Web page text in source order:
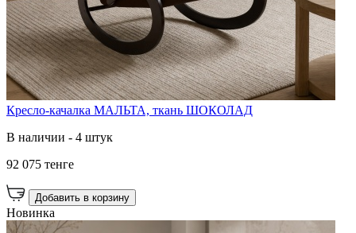
Кресло-качалка МАЛЬТА, ткань ШОКОЛАД
В наличии - 4 штук
92 075 тенге
Добавить в корзину
Новинка